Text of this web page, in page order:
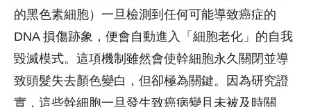
的黑色素細胞）一旦檢測到任何可能導致癌症的
DNA 損傷跡象，便會自動進入「細胞老化」的自我
毀滅模式。這項機制雖然會使幹細胞永久關閉並導
致頭髮失去顏色變白，但卻極為關鍵。因為研究證
實，這些幹細胞一旦發生致癌病變且未被及時關